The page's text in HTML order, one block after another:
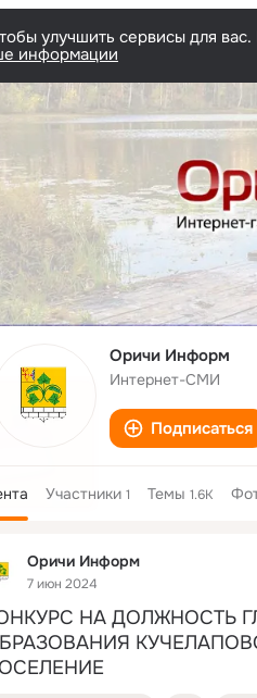
улучшить сервисы для
информации
Оричи Информ
Интернет-СМИ
Подписаться
Участники 1 Темы 1.6K
Оричи Информ
7 июн 2024
НА ДОЛЖНОСТЬ